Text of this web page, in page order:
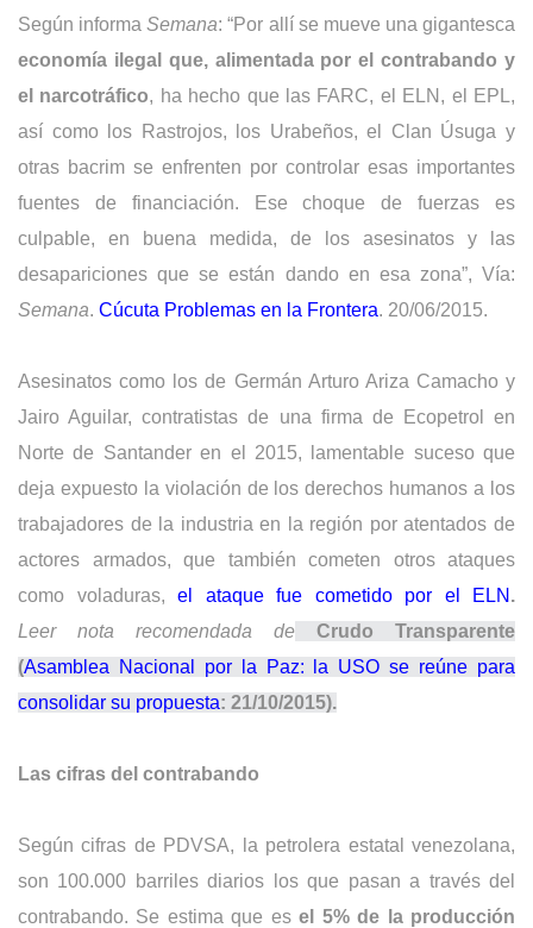
Según informaSemana: “Por allí se mueve una gigantesca
economía ilegal que, alimentada por el contrabando y
el narcotráfico, ha hecho que las FARC, el ELN, el EPL,
así como los Rastrojos, los Urabeños, el Clan Úsuga y
otras bacrim se enfrenten por controlar esas importantes
fuentes de financiación. Ese choque de fuerzas es
culpable, en buena medida, de los asesinatos y las
desapariciones que se están dando en esa zona”, Vía:
Semana. Cúcuta Problemas en la Frontera. 20/06/2015.
Asesinatos como los de Germán Arturo Ariza Camacho y
Jairo Aguilar, contratistas de una firma de Ecopetrol en
Norte de Santander en el 2015, lamentable suceso que
deja expuesto la violación de los derechos humanos a los
trabajadores de la industria en la región por atentados de
actores armados, que también cometen otros ataques
como voladuras, el ataque fue cometido por el ELN .
Leernota recomendada de Crudo Transparente
(Asamblea Nacional por la Paz: la USO se reúne para
consolidar su propuesta: 21/10/2015).
Las cifras del contrabando
Según cifras de PDVSA, la petrolera estatal venezolana,
son 100.000 barriles diarios los que pasan a través del
contrabando. Se estima que esel 5% de la producción